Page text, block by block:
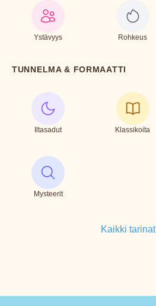
Ystävyys Rohkeus
TUNNELMA & FORMAATTI
Iltasadut Klassikoita
Mysteerit
Kaikki tarinat